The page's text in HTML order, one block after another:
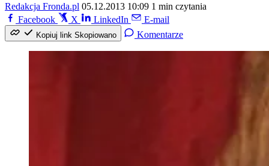
Redakcja Fronda.pl 05.12.2013 10:09 1 min czytania
Facebook
X LinkedIn E-mail
Kopiuj link Skopiowano Komentarze